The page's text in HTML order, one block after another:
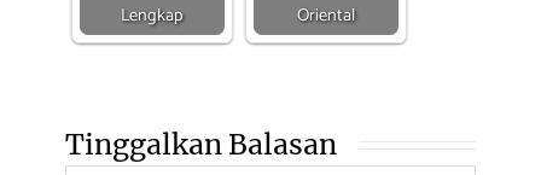
Lengkap
Oriental
Tinggalkan Balasan